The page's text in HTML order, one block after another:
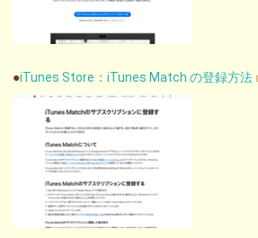
●iTunes Store：iTunes Match の登録方法